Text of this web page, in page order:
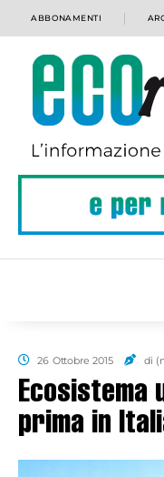
ABBONAMENTI
26 Ottobre 2015 di
Ecosistema
prima in